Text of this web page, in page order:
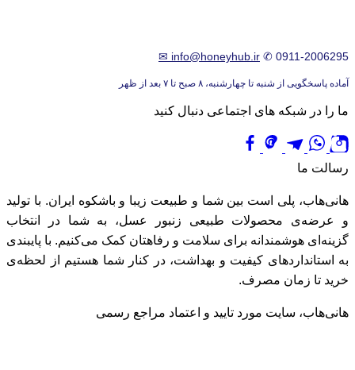
0911-2006295
✆
info@honeyhub.ir
✉
آماده پاسخگویی از شنبه تا چهارشنبه، ۸ صبح تا ۷ بعد از ظهر
ما را در شبکه های اجتماعی دنبال کنید
رسالت ما
هانی‌هاب، پلی است بین شما و طبیعت زیبا و باشکوه ایران. با تولید
و عرضه‌ی محصولات طبیعی زنبور عسل، به شما در انتخاب
گزینه‌ای هوشمندانه برای سلامت و رفاهتان کمک می‌کنیم. با پایبندی
به استانداردهای کیفیت و بهداشت، در کنار شما هستیم از لحظه‌ی
خرید تا زمان مصرف.
هانی‌هاب، سایت مورد تایید و اعتماد مراجع رسمی